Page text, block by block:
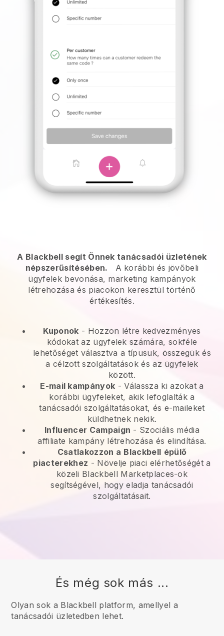
A Blackbell segít Önnek tanácsadói üzletének
népszerűsítésében.
A korábbi és jövőbeli
ügyfelek bevonása, marketing kampányok
létrehozása és piacokon keresztül történő
értékesítés.
Kuponok - Hozzon létre kedvezményes
kódokat az ügyfelek számára, sokféle
lehetőséget választva a típusuk, összegük és
a célzott szolgáltatások és az ügyfelek
között.
E-mail kampányok -Válassza ki azokat a
korábbi ügyfeleket, akik lefoglalták a
tanácsadói szolgáltatásokat, és e-maileket
küldhetnek nekik.
Influencer Campaign - Szociális média
affiliate kampány létrehozása és elindítása.
Csatlakozzon a Blackbell épülő
piacterekhez - Növelje piaci elérhetőségét a
közeli Blackbell Marketplaces-ok
segítségével, hogy eladja tanácsadói
szolgáltatásait.
És még sok más ...
Olyan sok a Blackbell platform, amellyel a
tanácsadói üzletedben lehet.